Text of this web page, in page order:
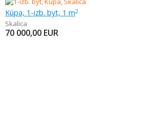
Kúpa, 1-izb. byt, 1 m2
Skalica
70 000,00 EUR